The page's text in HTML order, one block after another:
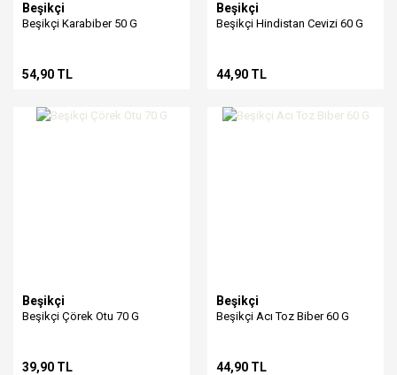
Beşikçi
Beşikçi Karabiber 50 G
54,90 TL
Beşikçi
Beşikçi Hindistan Cevizi 60 G
44,90 TL
Beşikçi
Beşikçi Çörek Otu 70 G
39,90 TL
Beşikçi
Beşikçi Acı Toz Biber 60 G
44,90 TL